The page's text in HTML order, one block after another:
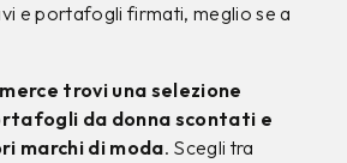
e portafogli firmati, meglio se a
trovi una selezione
da donna scontati e
marchi di moda. Scegli tra